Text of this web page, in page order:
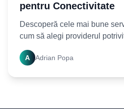
pentru Conectivitate
Descoperă cele mai bune
cum să alegi providerul
A Adrian Popa